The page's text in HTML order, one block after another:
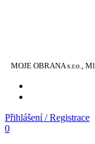
MOJE OBRANA s.r.o.,
Přihlášení / Registrace
0